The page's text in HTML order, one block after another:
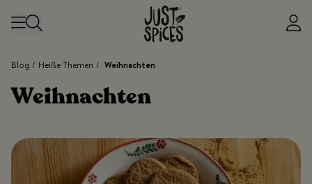
Blog / Heiße Themen / Weihnachten
Weihnachten